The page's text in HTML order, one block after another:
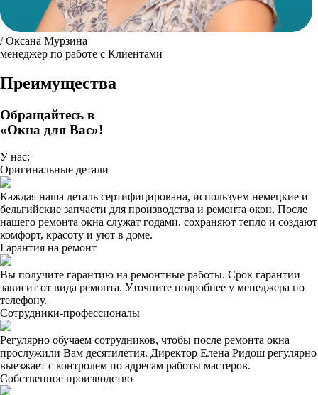
/ Оксана Мурзина
менеджер по работе с Клиентами
Преимущества
Обращайтесь в
«Окна для Вас»!
У нас:
Оригинальные детали
Каждая наша деталь сертифицирована, используем немецкие и
бельгийские запчасти для производства и ремонта окон. После
нашего ремонта окна служат годами, сохраняют тепло и создают
комфорт, красоту и уют в доме.
Гарантия на ремонт
Вы получите гарантию на ремонтные работы. Срок гарантии
зависит от вида ремонта. Уточните подробнее у менеджера по
телефону.
Сотрудники-профессионалы
Регулярно обучаем сотрудников, чтобы после ремонта окна
прослужили Вам десятилетия. Директор Елена Ридош регулярно
выезжает с контролем по адресам работы мастеров.
Собственное производство